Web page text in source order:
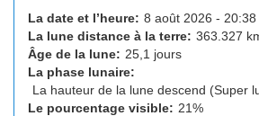
La date et l’heure: 8 août 2026 - 20:38
La lune distance à la terre: 363.327
Âge de la lune: 25,1 jours
La phase lunaire:
La hauteur de la lune descend (Super
Le pourcentage visible: 21%